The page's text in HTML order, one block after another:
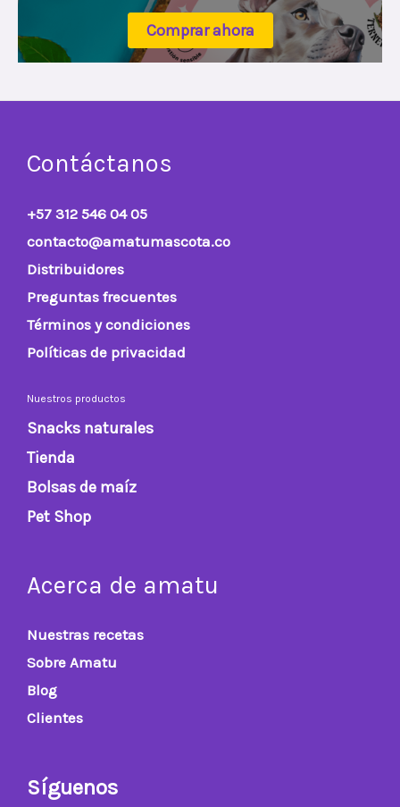
Comprar ahora
Contáctanos
+57 312 546 04 05
contacto@amatumascota.co
Distribuidores
Preguntas frecuentes
Términos y condiciones
Políticas de privacidad
Nuestros productos
Snacks naturales
Tienda
Bolsas de maíz
Pet Shop
Acerca de amatu
Nuestras recetas
Sobre Amatu
Blog
Clientes
Síguenos